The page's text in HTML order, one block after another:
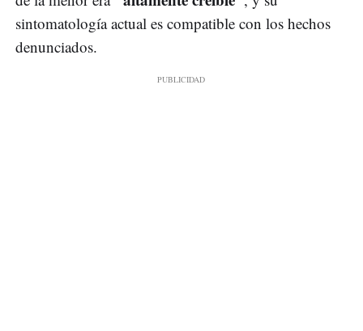
sintomatología actual es compatible con los hechos
denunciados.